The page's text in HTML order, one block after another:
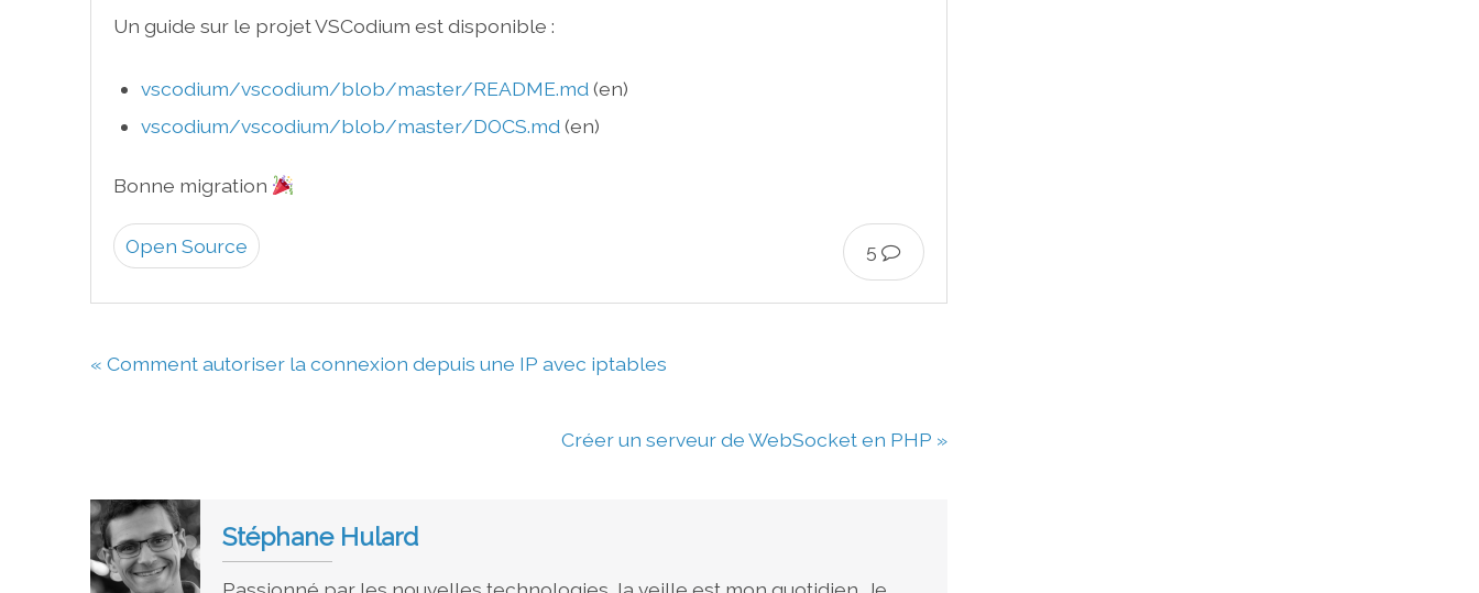
Un guide sur le projet VSCodium est disponible :
vscodium/vscodium/blob/master/README.md (en)
vscodium/vscodium/blob/master/DOCS.md (en)
Bonne migration
5
Open Source
« Comment autoriser la connexion depuis une IP avec iptables
Créer un serveur de WebSocket en PHP »
Stéphane Hulard